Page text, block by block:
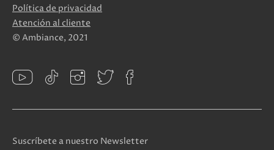
Política de privacidad
Atención al cliente
© Ambiance, 2021
Suscríbete a nuestro Newsletter